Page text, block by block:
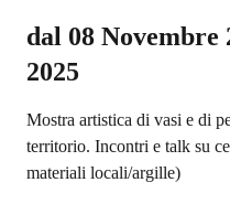
dal 08 Novembre
2025
Mostra artistica di vasi e di
territorio. Incontri e talk su
materiali locali/argille)